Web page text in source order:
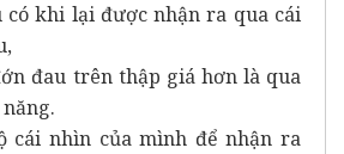
có khi lại được nhận ra qua cái
đau trên thập giá hơn là qua
cái nhìn của mình để nhận ra